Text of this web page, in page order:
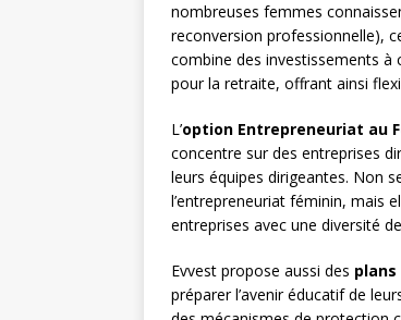
nombreuses femmes
reconversion professionnelle),
combine des investissements
pour la retraite, offrant ainsi
L’option Entrepreneuriat au
concentre sur des entreprises
leurs équipes dirigeantes. Non
l’entrepreneuriat féminin, mais
entreprises avec une diversité
Evvest propose aussi des plans
préparer l’avenir éducatif de